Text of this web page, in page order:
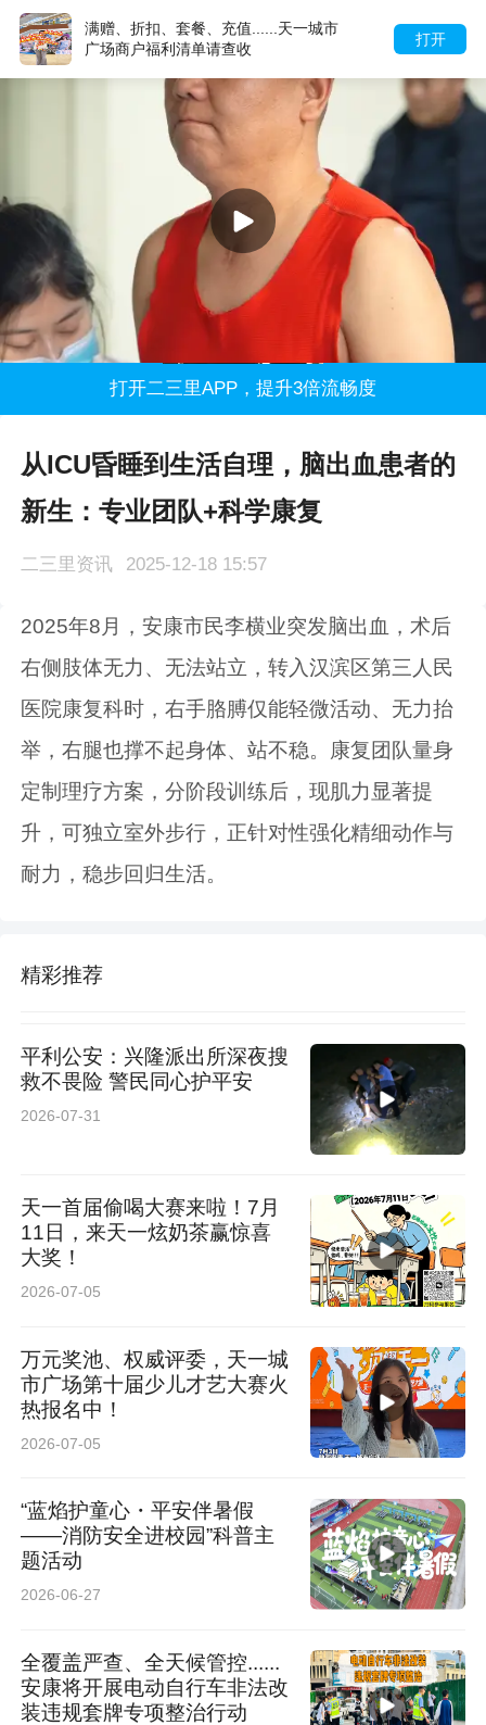
打开
满赠、折扣、套餐、充值......天一城市
广场商户福利清单请查收
打开二三里APP，提升3倍流畅度
从ICU昏睡到生活自理，脑出血患者的
新生：专业团队+科学康复
二三里资讯 2025-12-18 15:57
2025年8月，安康市民李横业突发脑出血，术后
右侧肢体无力、无法站立，转入汉滨区第三人民
医院康复科时，右手胳膊仅能轻微活动、无力抬
举，右腿也撑不起身体、站不稳。康复团队量身
定制理疗方案，分阶段训练后，现肌力显著提
升，可独立室外步行，正针对性强化精细动作与
耐力，稳步回归生活。
精彩推荐
平利公安：兴隆派出所深夜搜
救不畏险 警民同心护平安
2026-07-31
天一首届偷喝大赛来啦！7月
11日，来天一炫奶茶赢惊喜
大奖！
2026-07-05
万元奖池、权威评委，天一城
市广场第十届少儿才艺大赛火
热报名中！
2026-07-05
“蓝焰护童心・平安伴暑假
——消防安全进校园”科普主
题活动
2026-06-27
全覆盖严查、全天候管控......
安康将开展电动自行车非法改
装违规套牌专项整治行动